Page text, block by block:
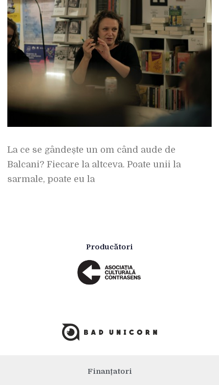
La ce se gândește un om când aude de
Balcani? Fiecare la altceva. Poate unii la
sarmale, poate eu la
Producători
Finanțatori